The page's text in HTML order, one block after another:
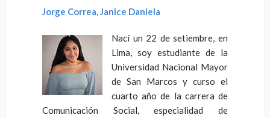
Jorge Correa, Janice Daniela
Nací un 22 de setiembre, en
Lima, soy estudiante de la
Universidad Nacional Mayor
de San Marcos y curso el
cuarto año de la carrera de
Comunicación Social, especialidad de